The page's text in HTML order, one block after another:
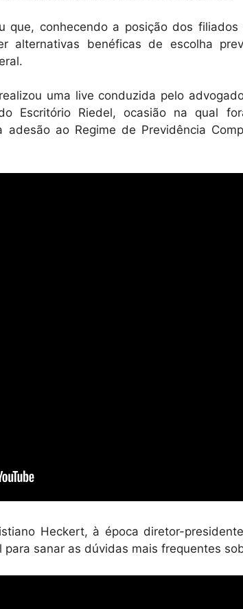
que, conhecendo a posição dos
alternativas benéficas de escolha
uma live conduzida pelo
Escritório Riedel, ocasião na qual
ao Regime de Previdência
Heckert, à época diretor-
sanar as dúvidas mais frequentes